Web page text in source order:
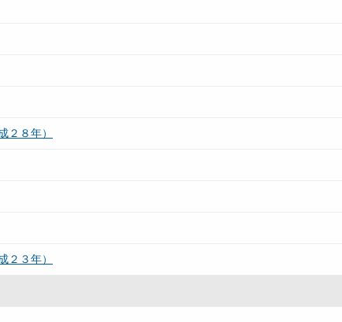
２８年）
２３年）